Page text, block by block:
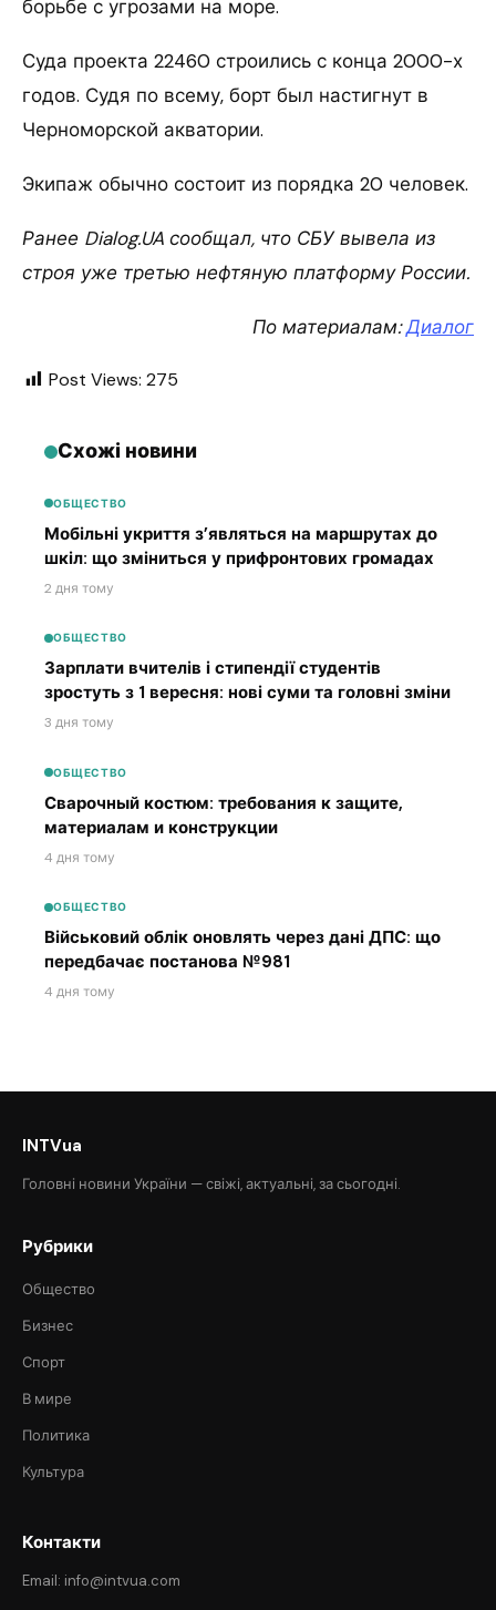
борьбе с угрозами на море.
Суда проекта 22460 строились с конца 2000-х
годов. Судя по всему, борт был настигнут в
Черноморской акватории.
Экипаж обычно состоит из порядка 20 человек.
Ранее Dialog.UA сообщал, что СБУ вывела из
строя уже третью нефтяную платформу России.
По материалам:Диалог
Post Views: 275
Схожі новини
ОБЩЕСТВО
Мобільні укриття з’являться на маршрутах до
шкіл: що зміниться у прифронтових громадах
2 дня тому
ОБЩЕСТВО
Зарплати вчителів і стипендії студентів
зростуть з 1 вересня: нові суми та головні зміни
3 дня тому
ОБЩЕСТВО
Сварочный костюм: требования к защите,
материалам и конструкции
4 дня тому
ОБЩЕСТВО
Військовий облік оновлять через дані ДПС: що
передбачає постанова №981
4 дня тому
INTVua
Головні новини України — свіжі, актуальні, за сьогодні.
Рубрики
Общество
Бизнес
Спорт
В мире
Политика
Культура
Контакти
Email: info@intvua.com